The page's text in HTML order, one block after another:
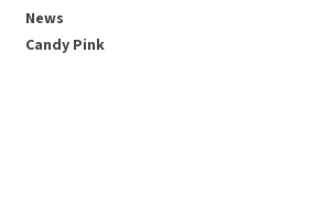
News
Candy Pink